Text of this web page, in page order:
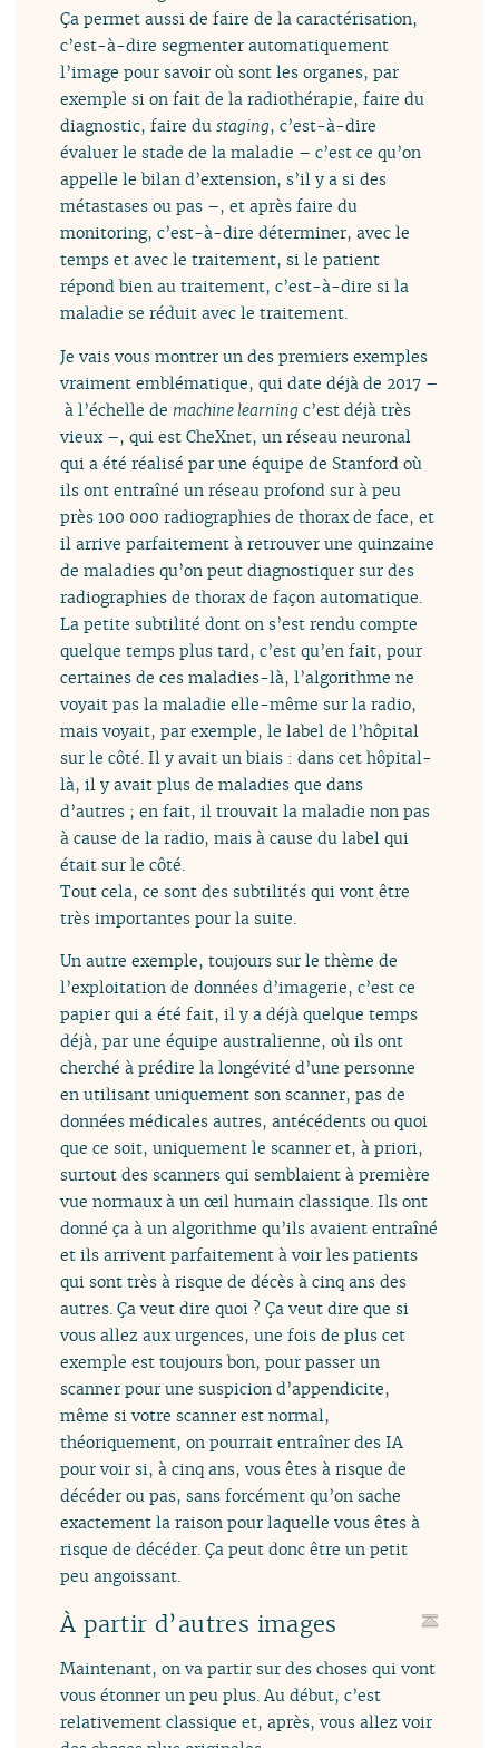
Ça permet aussi de faire de la caractérisation,
c’est-à-dire segmenter automatiquement
l’image pour savoir où sont les organes, par
exemple si on fait de la radiothérapie, faire du
diagnostic, faire dustaging, c’est-à-dire
évaluer le stade de la maladie – c’est ce qu’on
appelle le bilan d’extension, s’il y a si des
métastases ou pas –, et après faire du
monitoring, c’est-à-dire déterminer, avec le
temps et avec le traitement, si le patient
répond bien au traitement, c’est-à-dire si la
maladie se réduit avec le traitement.
Je vais vous montrer un des premiers exemples
vraiment emblématique, qui date déjà de 2017 –
à l’échelle de machine learning c’est déjà très
vieux –, qui est CheXnet, un réseau neuronal
qui a été réalisé par une équipe de Stanford où
ils ont entraîné un réseau profond sur à peu
près 100 000 radiographies de thorax de face, et
il arrive parfaitement à retrouver une quinzaine
de maladies qu’on peut diagnostiquer sur des
radiographies de thorax de façon automatique.
La petite subtilité dont on s’est rendu compte
quelque temps plus tard, c’est qu’en fait, pour
certaines de ces maladies-là, l’algorithme ne
voyait pas la maladie elle-même sur la radio,
mais voyait, par exemple, le label de l’hôpital
sur le côté. Il y avait un biais : dans cet hôpital-
là, il y avait plus de maladies que dans
d’autres ; en fait, il trouvait la maladie non pas
à cause de la radio, mais à cause du label qui
était sur le côté.
Tout cela, ce sont des subtilités qui vont être
très importantes pour la suite.
Un autre exemple, toujours sur le thème de
l’exploitation de données d’imagerie, c’est ce
papier qui a été fait, il y a déjà quelque temps
déjà, par une équipe australienne, où ils ont
cherché à prédire la longévité d’une personne
en utilisant uniquement son scanner, pas de
données médicales autres, antécédents ou quoi
que ce soit, uniquement le scanner et, à priori,
surtout des scanners qui semblaient à première
vue normaux à un œil humain classique. Ils ont
donné ça à un algorithme qu’ils avaient entraîné
et ils arrivent parfaitement à voir les patients
qui sont très à risque de décès à cinq ans des
autres. Ça veut dire quoi ? Ça veut dire que si
vous allez aux urgences, une fois de plus cet
exemple est toujours bon, pour passer un
scanner pour une suspicion d’appendicite,
même si votre scanner est normal,
théoriquement, on pourrait entraîner des IA
pour voir si, à cinq ans, vous êtes à risque de
décéder ou pas, sans forcément qu’on sache
exactement la raison pour laquelle vous êtes à
risque de décéder. Ça peut donc être un petit
peu angoissant.
À partir d’autres images
Maintenant, on va partir sur des choses qui vont
vous étonner un peu plus. Au début, c’est
relativement classique et, après, vous allez voir